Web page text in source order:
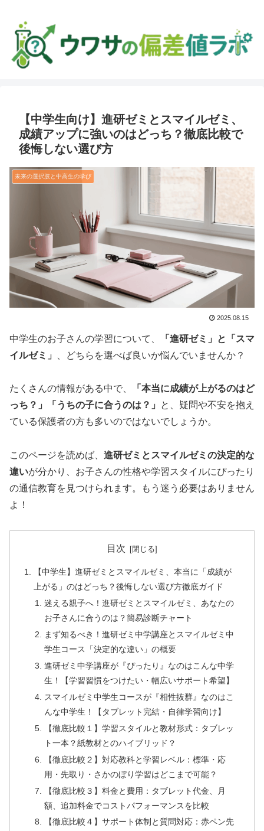
【中学生向け】進研ゼミとスマイルゼミ、
成績アップに強いのはどっち？徹底比較で
後悔しない選び方
未来の選択肢と中高生の学び
2025.08.15
中学生のお子さんの学習について、
「進研ゼミ」と「スマ
イルゼミ」
、どちらを選べば良いか悩んでいませんか？
たくさんの情報がある中で、
「本当に成績が上がるのはど
っち？」「うちの子に合うのは？」
と、疑問や不安を抱え
ている保護者の方も多いのではないでしょうか。
このページを読めば、 進研ゼミとスマイルゼミの決定的な
違いが分かり、お子さんの性格や学習スタイルにぴったり
の通信教育を見つけられます。もう迷う必要はありません
よ！
目次
【中学生】進研ゼミとスマイルゼミ、本当に「成績が
上がる」のはどっち？後悔しない選び方徹底ガイド
迷える親子へ！進研ゼミとスマイルゼミ、あなたの
お子さんに合うのは？簡易診断チャート
まず知るべき！進研ゼミ中学講座とスマイルゼミ中
学生コース「決定的な違い」の概要
進研ゼミ中学講座が『ぴったり』なのはこんな中学
生！【学習習慣をつけたい・幅広いサポート希望】
スマイルゼミ中学生コースが『相性抜群』なのはこ
んな中学生！【タブレット完結・自律学習向け】
【徹底比較１】学習スタイルと教材形式：タブレッ
ト一本？紙教材とのハイブリッド？
【徹底比較２】対応教科と学習レベル：標準・応
用・先取り・さかのぼり学習はどこまで可能？
【徹底比較３】料金と費用：タブレット代金、月
額、追加料金でコストパフォーマンスを比較
【徹底比較４】サポート体制と質問対応：赤ペン先